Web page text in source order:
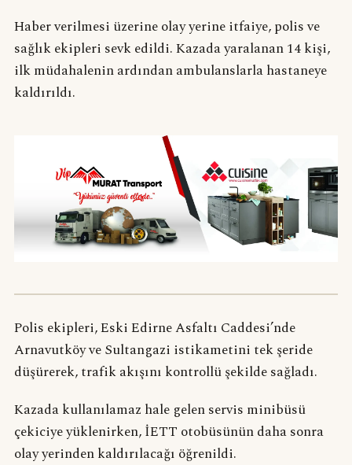
Haber verilmesi üzerine olay yerine itfaiye, polis ve
sağlık ekipleri sevk edildi. Kazada yaralanan 14 kişi,
ilk müdahalenin ardından ambulanslarla hastaneye
kaldırıldı.
Polis ekipleri, Eski Edirne Asfaltı Caddesi’nde
Arnavutköy ve Sultangazi istikametini tek şeride
düşürerek, trafik akışını kontrollü şekilde sağladı.
Kazada kullanılamaz hale gelen servis minibüsü
çekiciye yüklenirken, İETT otobüsünün daha sonra
olay yerinden kaldırılacağı öğrenildi.